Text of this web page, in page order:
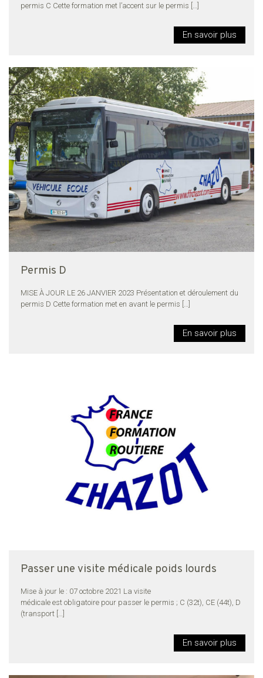
permis C Cette formation met l’accent sur le permis […]
En savoir plus
Permis D
MISE À JOUR LE 26 JANVIER 2023 Présentation et déroulement du
permis D Cette formation met en avant le permis […]
En savoir plus
Passer une visite médicale poids lourds
Mise à jour le : 07 octobre 2021 La visite
médicale est obligatoire pour passer le permis ; C (32t), CE (44t), D
(transport
En savoir plus